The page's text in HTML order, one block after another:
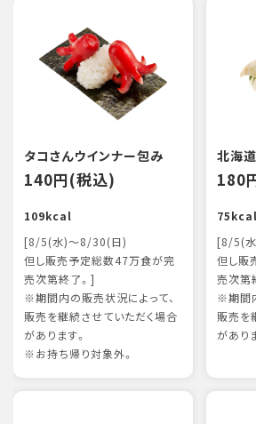
タコさんウインナー包み
140円(税込)
109kcal
[8/5(水)～8/30(日)
但し販売予定総数47万食が完
売次第終了。]
※期間内の販売状況によって、
販売を継続させていただく場合
があります。
※お持ち帰り対象外。
北海
180
75kcal
[8/5(
但し販
売次第
※期間
販売を
があり